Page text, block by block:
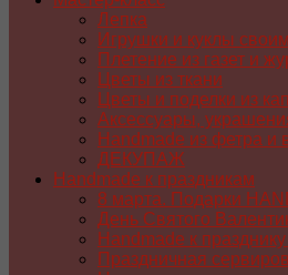
Лепка
Игрушки и куклы
Плетение из газет и
Цветы из ткани
Цветы и поделки из
Аксессуары,
Handmade из фетра и
ДЕКУПАЖ
Handmade к праздникам
8 марта. Подарки
День Святого
Handmade к
Праздничная